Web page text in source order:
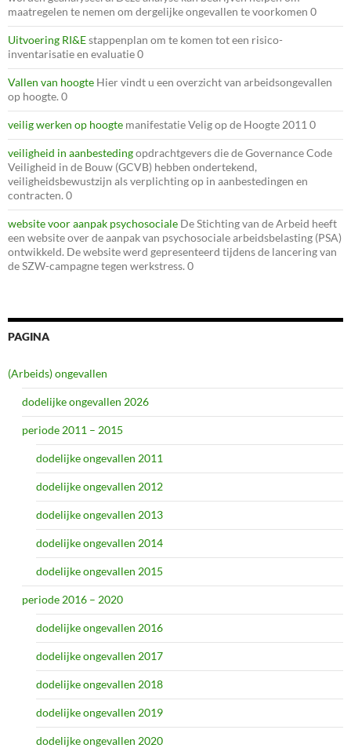
maatregelen te nemen om dergelijke ongevallen te voorkomen 0
Uitvoering RI&Estappenplan om te komen tot een risico-
inventarisatie en evaluatie 0
Vallen van hoogte Hier vindt u een overzicht van arbeidsongevallen
op hoogte. 0
veilig werken op hoogte manifestatie Velig op de Hoogte 2011 0
veiligheid in aanbestedingopdrachtgevers die de Governance Code
Veiligheid in de Bouw (GCVB) hebben ondertekend,
veiligheidsbewustzijn als verplichting op in aanbestedingen en
contracten. 0
website voor aanpak psychosociale De Stichting van de Arbeid heeft
een website over de aanpak van psychosociale arbeidsbelasting (PSA)
ontwikkeld. De website werd gepresenteerd tijdens de lancering van
de SZW-campagne tegen werkstress. 0
PAGINA
(Arbeids) ongevallen
dodelijke ongevallen 2026
periode 2011 – 2015
dodelijke ongevallen 2011
dodelijke ongevallen 2012
dodelijke ongevallen 2013
dodelijke ongevallen 2014
dodelijke ongevallen 2015
periode 2016 – 2020
dodelijke ongevallen 2016
dodelijke ongevallen 2017
dodelijke ongevallen 2018
dodelijke ongevallen 2019
dodelijke ongevallen 2020